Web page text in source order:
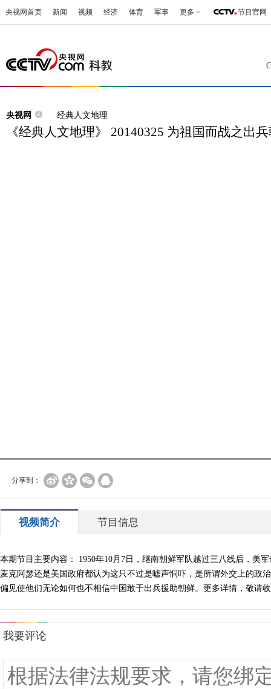
央视网首页 新闻 视频 经济 体育 军事 更多 节目官网
央视网 经典人文地理
《经典人文地理》 20140325 为祖国而战之出
分享到：
视频简介 节目信息
本期节目主要内容： 1950年10月7日，继南朝鲜军队越过三八线后，美
麦克阿瑟还是美国政府都认为这只不过是嘘声恫吓，是所谓外交上的政
偏见使他们无论如何也不相信中国敢于出兵援助朝鲜。更多详情，敬请